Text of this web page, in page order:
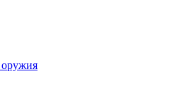
оружия